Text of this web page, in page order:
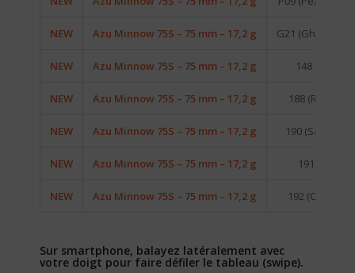
NEW Azu Minnow 75S – 75 mm – 17,2 g G21 (Ghost
NEW Azu Minnow 75S – 75 mm – 17,2 g 148 (Sayori)
NEW Azu Minnow 75S – 75 mm – 17,2 g 188 (RB
NEW Azu Minnow 75S – 75 mm – 17,2 g 190 (Sardine
NEW Azu Minnow 75S – 75 mm – 17,2 g 191 (Sprat)
NEW Azu Minnow 75S – 75 mm – 17,2 g 192 (Cloud
Sur smartphone, balayez latéralement avec
votre doigt pour faire défiler le tableau (swipe).